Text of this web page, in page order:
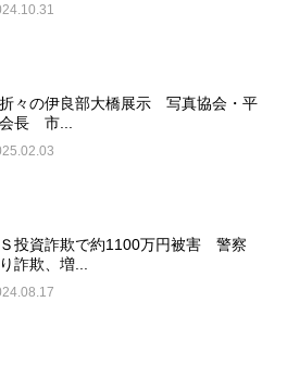
々の伊良部大橋展示 写真協会・平
長 市...
投資詐欺で約1100万円被害 警察
詐欺、増...